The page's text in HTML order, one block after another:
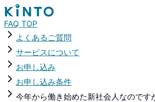
FAQ TOP
よくあるご質問
サービスについて
お申し込み
お申し込み条件
今年から働き始めた新社会人なのです